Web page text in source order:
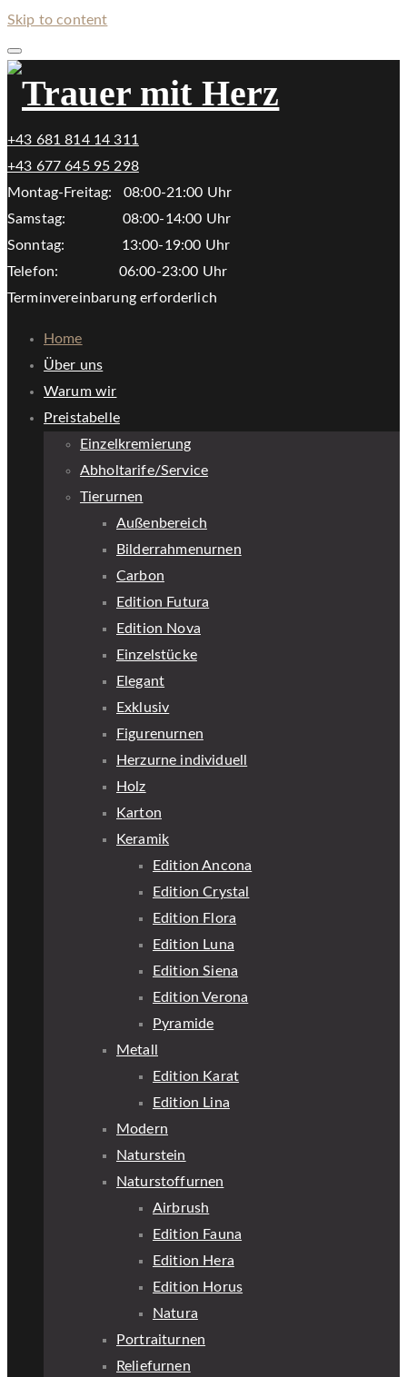
Skip to content
+43 681 814 14 311
+43 677 645 95 298
Montag-Freitag: 08:00-21:00 Uhr
Samstag: 08:00-14:00 Uhr
Sonntag: 13:00-19:00 Uhr
Telefon: 06:00-23:00 Uhr
Terminvereinbarung erforderlich
Home
Über uns
Warum wir
Preistabelle
Einzelkremierung
Abholtarife/Service
Tierurnen
Außenbereich
Bilderrahmenurnen
Carbon
Edition Futura
Edition Nova
Einzelstücke
Elegant
Exklusiv
Figurenurnen
Herzurne individuell
Holz
Karton
Keramik
Edition Ancona
Edition Crystal
Edition Flora
Edition Luna
Edition Siena
Edition Verona
Pyramide
Metall
Edition Karat
Edition Lina
Modern
Naturstein
Naturstoffurnen
Airbrush
Edition Fauna
Edition Hera
Edition Horus
Natura
Portraiturnen
Reliefurnen